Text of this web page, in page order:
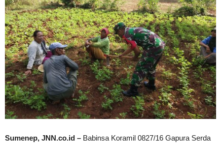
Sumenep, JNN.co.id – Babinsa Koramil 0827/16 Gapura Serda